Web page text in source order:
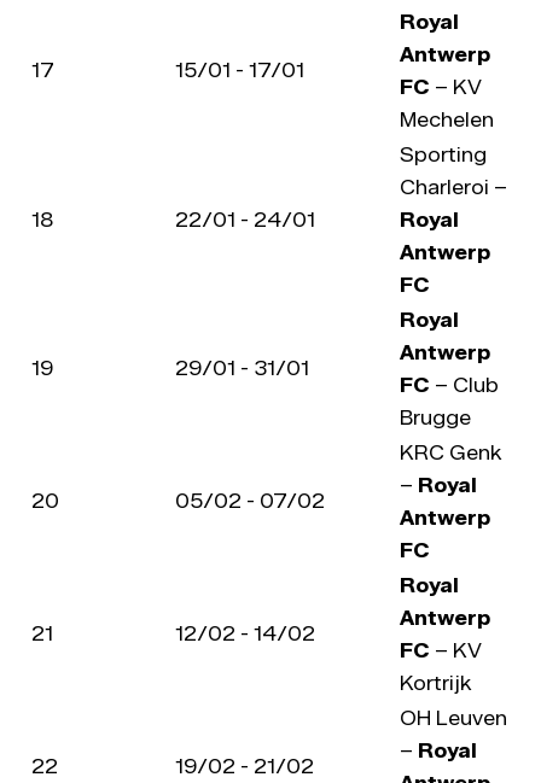
17 15/01 - 17/01
Royal
Antwerp
FC – KV
Mechelen
18 22/01 - 24/01
Sporting
Charleroi –
Royal
Antwerp
FC
19 29/01 - 31/01
Royal
Antwerp
FC – Club
Brugge
20 05/02 - 07/02
KRC Genk
– Royal
Antwerp
FC
21 12/02 - 14/02
Royal
Antwerp
FC – KV
Kortrijk
22 19/02 - 21/02
OH Leuven
– Royal